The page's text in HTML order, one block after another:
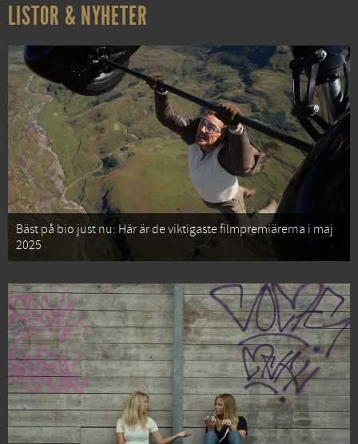
LISTOR & NYHETER
Bäst på bio just nu: Här är de viktigaste filmpremiärerna i maj
2025